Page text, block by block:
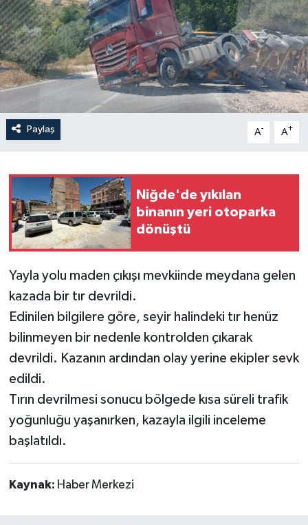
Paylaş A- A+
Niğde'de yıkılan
binanın yeri otoparka
dönüştü
Yayla yolu maden çıkışı mevkiinde meydana gelen
kazada bir tır devrildi.
Edinilen bilgilere göre, seyir halindeki tır henüz
bilinmeyen bir nedenle kontrolden çıkarak
devrildi. Kazanın ardından olay yerine ekipler sevk
edildi.
Tırın devrilmesi sonucu bölgede kısa süreli trafik
yoğunluğu yaşanırken, kazayla ilgili inceleme
başlatıldı.
Kaynak: Haber Merkezi
Resmi İlan